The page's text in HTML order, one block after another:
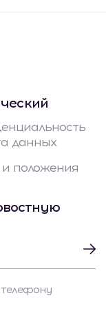
данных
и положения
телефону